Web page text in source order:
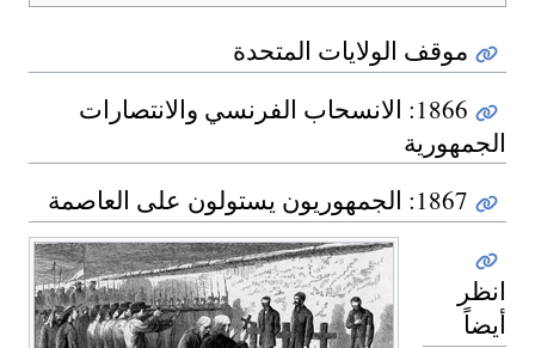
موقف الولايات المتحدة
1866: الانسحاب الفرنسي والانتصارات
الجمهورية
1867: الجمهوريون يستولون على العاصمة
انظر
أيضاً